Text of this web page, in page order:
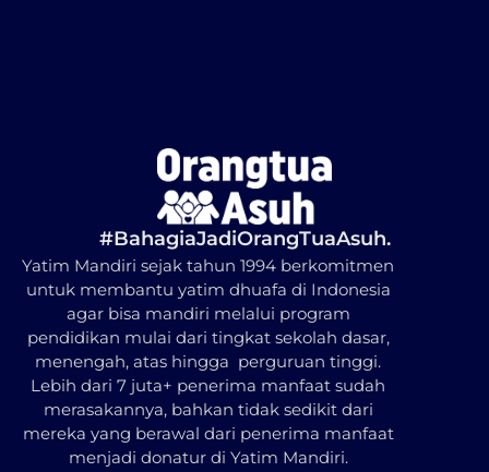
#BahagiaJadiOrangTuaAsuh.
Yatim Mandiri sejak tahun 1994 berkomitmen
untuk membantu yatim dhuafa di Indonesia
agar bisa mandiri melalui program
pendidikan mulai dari tingkat sekolah dasar,
menengah, atas hingga perguruan tinggi.
Lebih dari 7 juta+ penerima manfaat sudah
merasakannya, bahkan tidak sedikit dari
mereka yang berawal dari penerima manfaat
menjadi donatur di Yatim Mandiri.